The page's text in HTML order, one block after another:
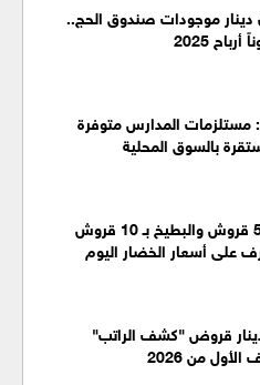
دينار موجودات صندوق الحج..
مستلزمات المدارس متوفرة
بالسوق المحلية
البندورة بـ 5 قروش والبطيخ بـ 10 قروش
على أسعار الخضار اليوم
دينار قروض "كشف الراتب"
من 2026